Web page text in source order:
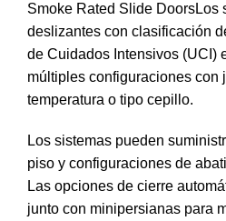
Smoke Rated Slide DoorsLos
deslizantes con clasificación
de Cuidados Intensivos (UCI)
múltiples configuraciones con
temperatura o tipo cepillo.
Los sistemas pueden
piso y configuraciones de
Las opciones de cierre
junto con minipersianas para